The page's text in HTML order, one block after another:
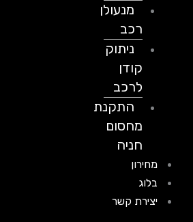
מנעולן
ניתוק
לרכב
התקנת
מחסום
חניה
מחירון
בלוג
יצירת קשר